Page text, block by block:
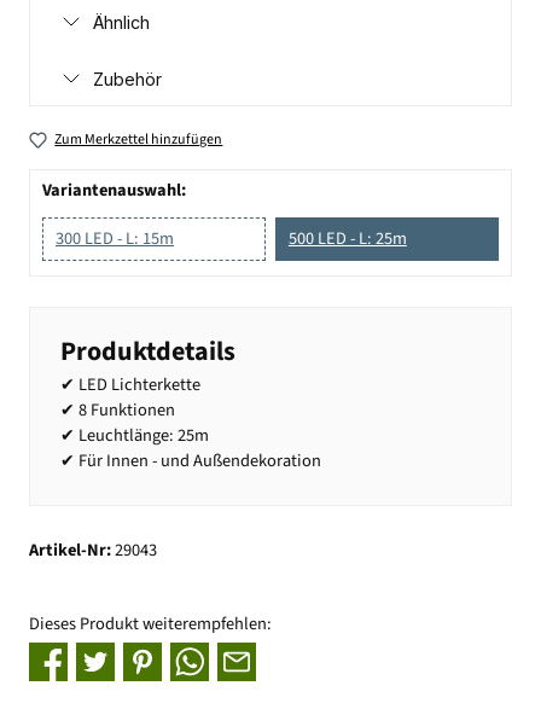
Ähnlich
Zubehör
Zum Merkzettel hinzufügen
Variantenauswahl:
300 LED - L: 15m
500 LED - L: 25m
Produktdetails
✔ LED Lichterkette
✔ 8 Funktionen
✔ Leuchtlänge: 25m
✔ Für Innen - und Außendekoration
Artikel-Nr:29043
Dieses Produkt weiterempfehlen: